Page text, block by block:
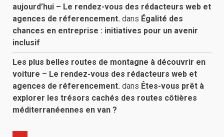
aujourd’hui – Le rendez-vous des rédacteurs web et
agences de réferencement. dans Égalité des
chances en entreprise : initiatives pour un avenir
inclusif
Les plus belles routes de montagne à découvrir en
voiture – Le rendez-vous des rédacteurs web et
agences de réferencement. dans Êtes-vous prêt à
explorer les trésors cachés des routes côtières
méditerranéennes en van ?